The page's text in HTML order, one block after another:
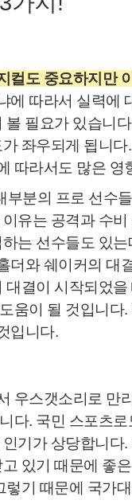
컬도 중요하지만
에 따라서 실력에
필요가 있습니
좌우되게 됩니다
따라서도 많은 영
분의 프로 선수
유는 공격과 수
는 선수들도 있
와 쉐이커의 대
결이 시작되었
움이 될 것입니다
입니다.
우스갯소리로 만
다. 국민 스포츠
기가 상당합니다
있기 때문에 좋
기 때문에 국가